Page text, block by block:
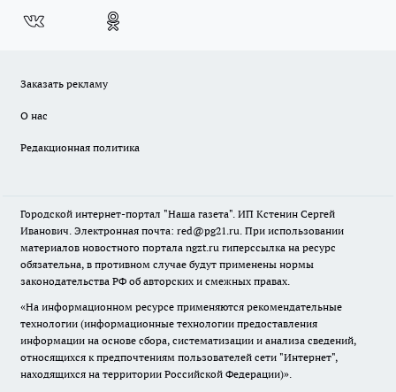
Заказать рекламу
О нас
Редакционная политика
Городской интернет-портал "Наша газета". ИП Кстенин Сергей
Иванович. Электронная почта: red@pg21.ru. При использовании
материалов новостного портала ngzt.ru гиперссылка на ресурс
обязательна, в противном случае будут применены нормы
законодательства РФ об авторских и смежных правах.
«На информационном ресурсе применяются рекомендательные
технологии (информационные технологии предоставления
информации на основе сбора, систематизации и анализа сведений,
относящихся к предпочтениям пользователей сети "Интернет",
находящихся на территории Российской Федерации)».